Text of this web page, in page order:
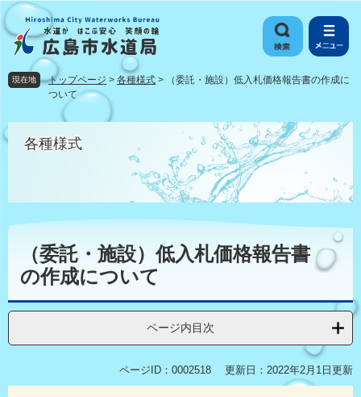
ペ
ー
先
。
メ
ニ
を
て
現在地 トップページ > 各種様式 >
（委託・施設）低入札価格報告書の作成に
ついて
各種様式
本
（委託・施設）低入札価格報告書
の作成について
ページ内目次
ページID：0002518 更新日：2022年2月1日更新